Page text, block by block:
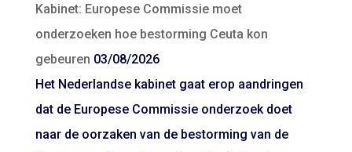
Kabinet: Europese Commissie moet
onderzoeken hoe bestorming Ceuta kon
gebeuren 03/08/2026
Het Nederlandse kabinet gaat erop aandringen
dat de Europese Commissie onderzoek doet
naar de oorzaken van de bestorming van de